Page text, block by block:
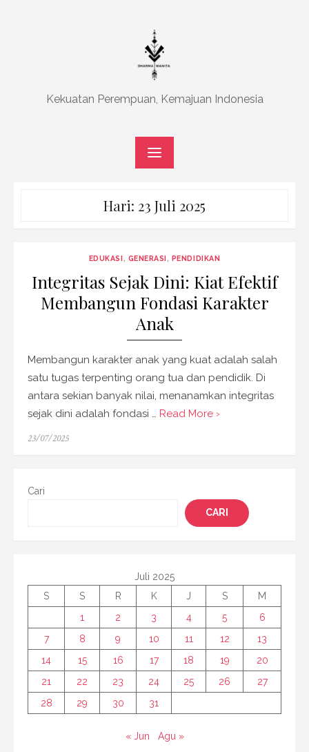
Kekuatan Perempuan, Kemajuan Indonesia
Hari: 23 Juli 2025
EDUKASI, GENERASI, PENDIDIKAN
Integritas Sejak Dini: Kiat Efektif
Membangun Fondasi Karakter
Anak
Membangun karakter anak yang kuat adalah salah
satu tugas terpenting orang tua dan pendidik. Di
antara sekian banyak nilai, menanamkan integritas
sejak dini adalah fondasi … Read More ›
Posted
23/07/2025
Cari
CARI
Juli 2025
S
S R K J S
M
1
2 3 4 5
6
7
8 9 10 11 12
13
14
15 16 17 18 19
20
21
22 23 24 25 26
27
28
29 30 31
« Jun Agu »